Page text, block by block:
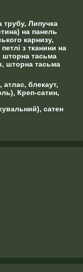
трубу, Липучка
на панель
карнизу,
з тканини на
шторна тасьма
шторна тасьма
атлас, блекаут,
Креп-сатин,
сатен